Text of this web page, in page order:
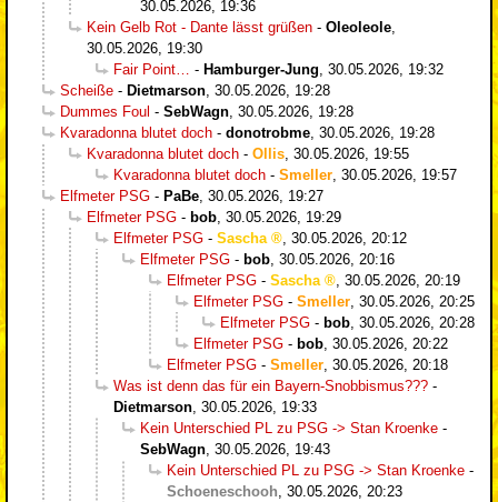
30.05.2026, 19:36
Kein Gelb Rot - Dante lässt grüßen - Oleoleole
30.05.2026, 19:30
Fair Point…
- Hamburger-Jung 30.05.2026, 19:32
Scheiße - Dietmarson 30.05.2026, 19:28
Dummes Foul - SebWagn 30.05.2026, 19:28
Kvaradonna blutet doch - donotrobme 30.05.2026, 19:28
Kvaradonna blutet doch - Ollis 30.05.2026, 19:55
Kvaradonna blutet doch - Smeller 30.05.2026, 19:57
Elfmeter PSG - PaBe 30.05.2026, 19:27
Elfmeter PSG - bob 30.05.2026, 19:29
Elfmeter PSG - Sascha
30.05.2026, 20:12
Elfmeter PSG - bob 30.05.2026, 20:16
Elfmeter PSG - Sascha
30.05.2026, 20:19
Elfmeter PSG - Smeller 30.05.2026, 20:25
Elfmeter PSG - bob 30.05.2026, 20:28
Elfmeter PSG - bob 30.05.2026, 20:22
Elfmeter PSG - Smeller 30.05.2026, 20:18
Was ist denn das für ein Bayern-Snobbismus??? -
Dietmarson 30.05.2026, 19:33
Kein Unterschied PL zu PSG -> Stan Kroenke -
SebWagn 30.05.2026, 19:43
Kein Unterschied PL zu PSG -> Stan Kroenke -
Schoeneschooh 30.05.2026, 20:23